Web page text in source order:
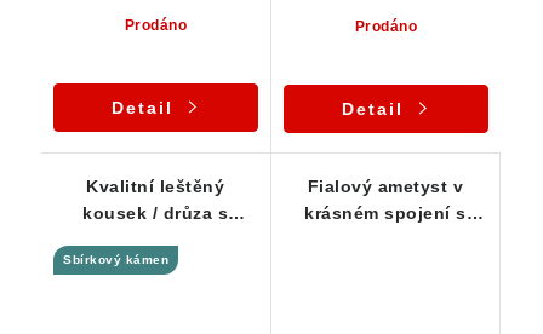
Prodáno
Detail
Prodáno
Detail
Kvalitní leštěný
kousek / drůza s
ametystu a jaspisu
Sbírkový kámen
Fialový ametyst v
krásném spojení s